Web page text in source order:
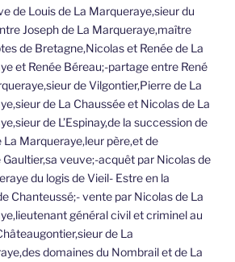
de Louis de La Marqueraye,sieur du
Joseph de La Marqueraye,maître
de Bretagne,Nicolas et Renée de La
et Renée Béreau;-partage entre René
de Vilgontier,Pierre de La
de La Chaussée et Nicolas de La
de L’Espinay,de la succession de
La Marqueraye,leur père,et de
Gaultier,sa veuve;-acquêt par Nicolas de
du logis de Vieil- Estre en la
Chanteussé;- vente par Nicolas de La
général civil et criminel au
de La
domaines du Nombrail et de La